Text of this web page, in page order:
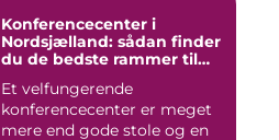
Konferencecenter i
Nordsjælland: sådan finder
du de bedste rammer til
Et velfungerende
konferencecenter er meget
mere end gode stole og en